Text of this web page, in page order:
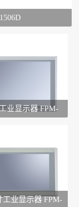
业显示器 FPM-
工业显示器 FPM-